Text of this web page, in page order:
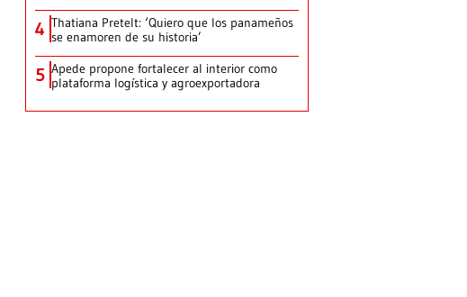
4 Thatiana Pretelt: ‘Quiero que los panameños
se enamoren de su historia’
5 Apede propone fortalecer al interior como
plataforma logística y agroexportadora